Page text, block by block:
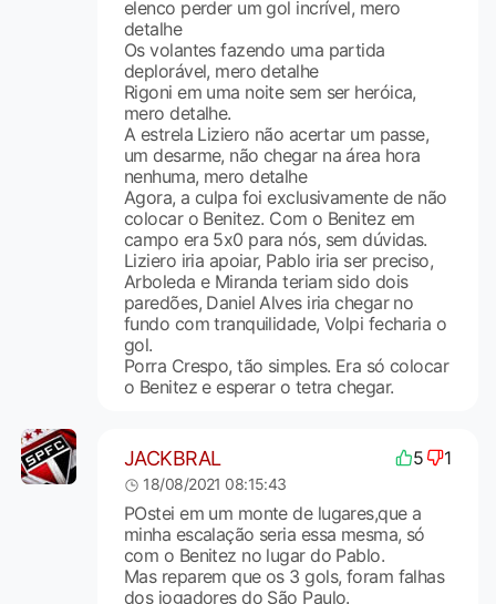
elenco perder um gol incrível, mero
detalhe
Os volantes fazendo uma partida
deplorável, mero detalhe
Rigoni em uma noite sem ser heróica,
mero detalhe.
A estrela Liziero não acertar um passe,
um desarme, não chegar na área hora
nenhuma, mero detalhe
Agora, a culpa foi exclusivamente de não
colocar o Benitez. Com o Benitez em
campo era 5x0 para nós, sem dúvidas.
Liziero iria apoiar, Pablo iria ser preciso,
Arboleda e Miranda teriam sido dois
paredões, Daniel Alves iria chegar no
fundo com tranquilidade, Volpi fecharia o
gol.
Porra Crespo, tão simples. Era só colocar
o Benitez e esperar o tetra chegar.
JACKBRAL 5 1
18/08/2021 08:15:43
POstei em um monte de lugares,que a
minha escalação seria essa mesma, só
com o Benitez no lugar do Pablo.
Mas reparem que os 3 gols, foram falhas
dos jogadores do São Paulo.